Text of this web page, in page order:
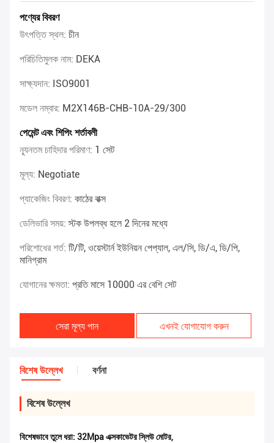
পণ্যের বিবরণ
উৎপত্তি স্থল: চীন
পরিচিতিমুলক নাম: DEKA
সাক্ষ্যদান: ISO9001
মডেল নম্বার: M2X146B-CHB-10A-29/300
পেমেন্ট এবং শিপিং শর্তাবলী
ন্যূনতম চাহিদার পরিমাণ: 1 সেট
মূল্য: Negotiate
প্যাকেজিং বিবরণ: কাঠের বাক্স
ডেলিভারি সময়:স্টক উপলব্ধ হলে 2 দিনের মধ্যে
পরিশোধের শর্ত: টি/টি, ওয়েস্টার্ন ইউনিয়ন পেপ্যাল, এল/সি, ডি/এ, ডি/পি,
মানিগ্রাম
যোগানের ক্ষমতা: প্রতি মাসে 10000 এর বেশি সেট
সেরা মূল্য পান এখনই যোগাযোগ করুন
বিশেষ উল্লেখ বর্ণনা
বিশেষ উল্লেখ
বিশেষভাবে তুলে ধরা: 32Mpa এক্সকাভেটর স্লিউ মোটর,